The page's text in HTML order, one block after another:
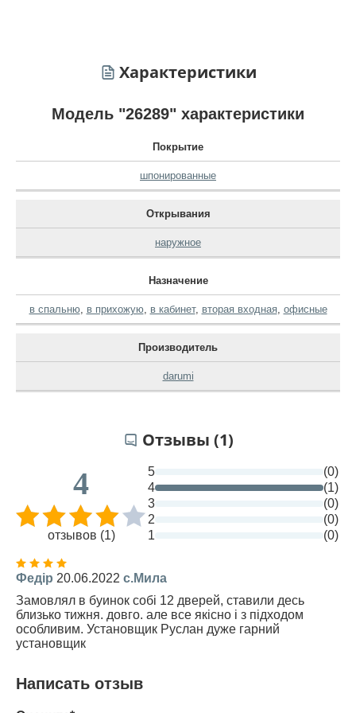
Характеристики
Модель "26289" характеристики
Покрытие
шпонированные
Открывания
наружное
Назначение
в спальню, в прихожую, в кабинет, вторая входная, офисные
Производитель
darumi
Отзывы (1)
4
отзывов (1)
5
(0)
4
(1)
3
(0)
2
(0)
1
(0)
Федір 20.06.2022 с.Мила
Замовлял в буинок собі 12 дверей, ставили десь
близько тижня. довго. але все якісно і з підходом
особливим. Установщик Руслан дуже гарний
установщик
Написать отзыв